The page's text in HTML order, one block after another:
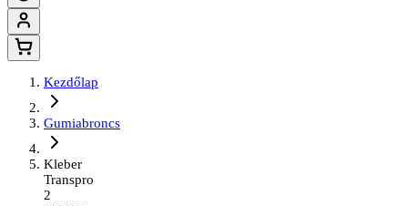
Kezdőlap
Gumiabroncs
Kleber
Transpro
2